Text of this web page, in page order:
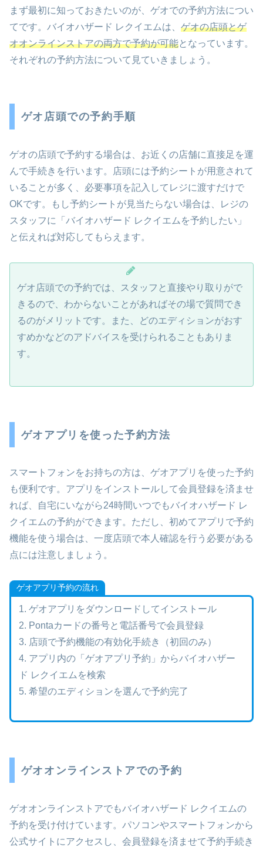
まず最初に知っておきたいのが、ゲオでの予約方法につい
てです。バイオハザード レクイエムは、 ゲオの店頭とゲ
オオンラインストアの両方で予約が可能となっています。
それぞれの予約方法について見ていきましょう。
ゲオ店頭での予約手順
ゲオの店頭で予約する場合は、お近くの店舗に直接足を運
んで手続きを行います。店頭には予約シートが用意されて
いることが多く、必要事項を記入してレジに渡すだけで
OKです。もし予約シートが見当たらない場合は、レジの
スタッフに「バイオハザード レクイエムを予約したい」
と伝えれば対応してもらえます。
ゲオ店頭での予約では、スタッフと直接やり取りがで
きるので、わからないことがあればその場で質問でき
るのがメリットです。また、どのエディションがおす
すめかなどのアドバイスを受けられることもありま
す。
ゲオアプリを使った予約方法
スマートフォンをお持ちの方は、ゲオアプリを使った予約
も便利です。アプリをインストールして会員登録を済ませ
れば、自宅にいながら24時間いつでもバイオハザード レ
クイエムの予約ができます。ただし、初めてアプリで予約
機能を使う場合は、一度店頭で本人確認を行う必要がある
点には注意しましょう。
ゲオアプリ予約の流れ
1. ゲオアプリをダウンロードしてインストール
2. Pontaカードの番号と電話番号で会員登録
3. 店頭で予約機能の有効化手続き（初回のみ）
4. アプリ内の「ゲオアプリ予約」からバイオハザー
ド レクイエムを検索
5. 希望のエディションを選んで予約完了
ゲオオンラインストアでの予約
ゲオオンラインストアでもバイオハザード レクイエムの
予約を受け付けています。パソコンやスマートフォンから
公式サイトにアクセスし、会員登録を済ませて予約手続き